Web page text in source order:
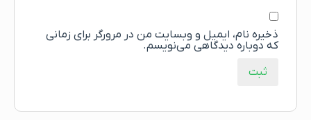
ذخیره نام، ایمیل و وبسایت من در مرورگر برای زمانی
که دوباره دیدگاهی می‌نویسم.